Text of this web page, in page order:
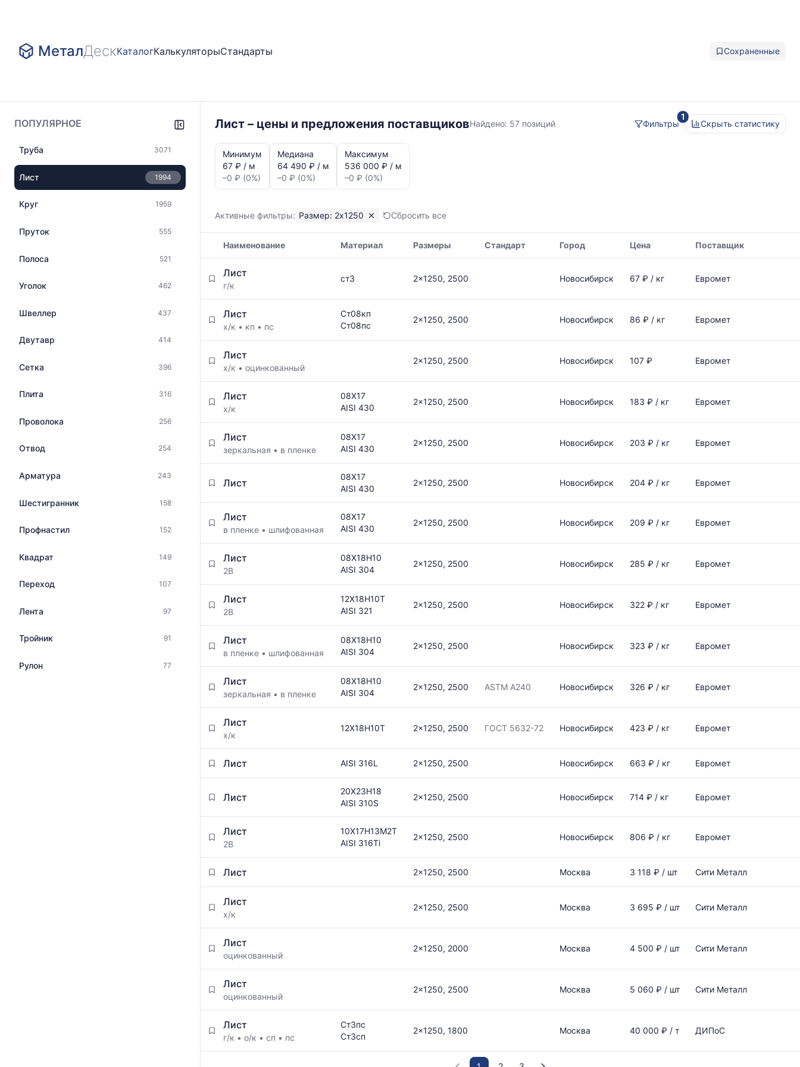
МеталДескКаталогКалькуляторыСтандарты Сохраненные
ПОПУЛЯРНОЕ
Труба 3071
Лист 1994
Круг 1959
Пруток 555
Полоса 521
Уголок 462
Швеллер 437
Двутавр 414
Сетка 396
Плита 316
Проволока 256
Отвод 254
Арматура 243
Шестигранник 158
Профнастил 152
Квадрат 149
Переход 107
Лента 97
Тройник 91
Рулон 77
Лист – цены и предложения поставщиков2x1250
Найдено: 57 позиций
1
Фильтры
Скрыть статистику
динамика
цен:
Лист
Показаны
минимальная,
медианная
максимальная
цена
по
листов
поставщиков
за
последний
месяц.
по
актуальным
предложениям
обновляется
обновления
Минимум
67 ₽ / м
–0 ₽ (0%)
Медиана
64 490 ₽ / м
–0 ₽ (0%)
Максимум
536 000 ₽ / м
–0 ₽ (0%)
Активные фильтры: Размер: 2x1250 Сбросить все
цен
металлопрокат
указанием
поставщиков
по
запросу
Наименование Материал Размеры Стандарт Город Цена Поставщик
Лист
г/к
ст3 2x1250, 2500 Новосибирск 67 ₽ / кг Евромет
Лист
х/к • кп • пс
Ст08кп
Ст08пс
2x1250, 2500 Новосибирск 86 ₽ / кг Евромет
Лист
х/к • оцинкованный
2x1250, 2500 Новосибирск 107 ₽ Евромет
Лист
х/к
08Х17
AISI 430
2x1250, 2500 Новосибирск 183 ₽ / кг Евромет
Лист
зеркальная • в пленке
08Х17
AISI 430
2x1250, 2500 Новосибирск 203 ₽ / кг Евромет
Лист
08Х17
AISI 430
2x1250, 2500 Новосибирск 204 ₽ / кг Евромет
Лист
в пленке • шлифованная
08Х17
AISI 430
2x1250, 2500 Новосибирск 209 ₽ / кг Евромет
Лист
2B
08Х18Н10
AISI 304
2x1250, 2500 Новосибирск 285 ₽ / кг Евромет
Лист
2B
12Х18Н10Т
AISI 321
2x1250, 2500 Новосибирск 322 ₽ / кг Евромет
Лист
в пленке • шлифованная
08Х18Н10
AISI 304
2x1250, 2500 Новосибирск 323 ₽ / кг Евромет
Лист
зеркальная • в пленке
08Х18Н10
AISI 304
2x1250, 2500 ASTM A240 Новосибирск 326 ₽ / кг Евромет
Лист
х/к
12Х18Н10Т 2x1250, 2500 ГОСТ 5632-72 Новосибирск 423 ₽ / кг Евромет
Лист AISI 316L 2x1250, 2500 Новосибирск 663 ₽ / кг Евромет
Лист
20Х23Н18
AISI 310S
2x1250, 2500 Новосибирск 714 ₽ / кг Евромет
Лист
2B
10Х17Н13М2Т
AISI 316Ti
2x1250, 2500 Новосибирск 806 ₽ / кг Евромет
Лист 2x1250, 2500 Москва 3 118 ₽ / шт Сити Металл
Лист
х/к
2x1250, 2500 Москва 3 695 ₽ / шт Сити Металл
Лист
оцинкованный
2x1250, 2000 Москва 4 500 ₽ / шт Сити Металл
Лист
оцинкованный
2x1250, 2500 Москва 5 060 ₽ / шт Сити Металл
Лист
г/к • о/к • сп • пс
Ст3пс
Ст3сп
2x1250, 1800 Москва 40 000 ₽ / т ДИПоС